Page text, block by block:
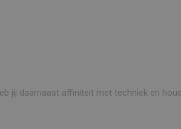
jij daarnaast affiniteit met techniek en